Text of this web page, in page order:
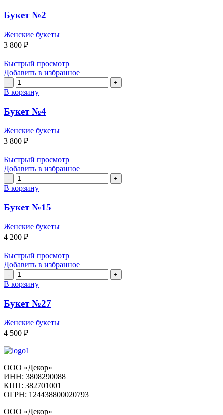
№2
Букет №2
Женские букеты
3 800 ₽
Быстрый просмотр
Добавить в избранное
Количество
товара
Букет
В корзину
Букет №4
Женские букеты
3 800 ₽
Быстрый просмотр
Добавить в избранное
Количество
товара
Букет
В корзину
Букет №15
Женские букеты
4 200 ₽
Быстрый просмотр
Добавить в избранное
Количество
товара
Букет
В корзину
Букет №27
Женские букеты
4 500 ₽
ООО «Декор»
ИНН: 3808290088
КПП: 382701001
ОГРН: 124438800020793
ООО «Декор»